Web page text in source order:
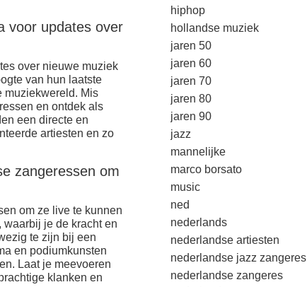
voor updates over
over nieuwe muziek
van hun laatste
muziekwereld. Mis
en ontdek als
een directe en
artiesten en zo
zangeressen om
om ze live te kunnen
je de kracht en
te zijn bij een
en podiumkunsten
Laat je meevoeren
klanken en
hiphop
hollandse muziek
jaren 50
jaren 60
jaren 70
jaren 80
jaren 90
jazz
mannelijke
marco borsato
music
ned
nederlands
nederlandse artiesten
nederlandse jazz zangeres
nederlandse zangeres